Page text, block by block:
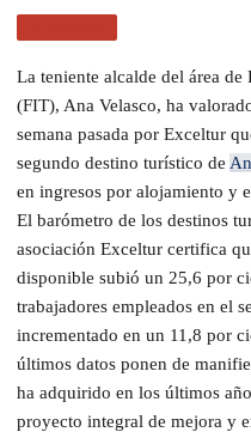
La teniente alcalde del área
(FIT), Ana Velasco, ha
semana pasada por Exceltur
segundo destino turístico de
en ingresos por alojamiento y
El barómetro de los destinos
asociación Exceltur certifica
disponible subió un 25,6 por
trabajadores empleados en el
incrementado en un 11,8 por
últimos datos ponen de
ha adquirido en los últimos
proyecto integral de mejora y